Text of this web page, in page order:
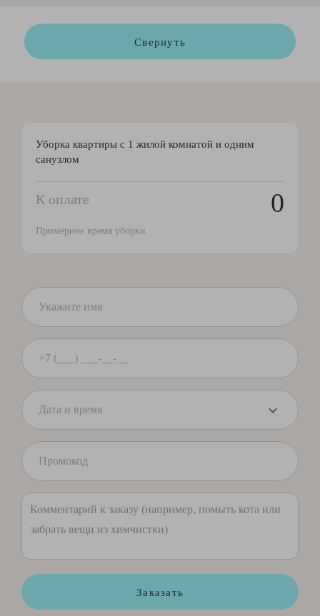
Свернуть
Уборка квартиры с 1 жилой комнатой и одним
санузлом
К оплате 0
Примерное время уборки
Заказать